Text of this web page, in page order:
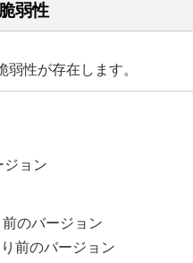
弱性
弱性が存在します。
ジョン
前のバージョン
り前のバージョン